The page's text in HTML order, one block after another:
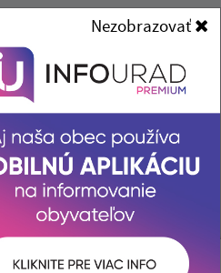
IČO: 00322831Nezobrazovať